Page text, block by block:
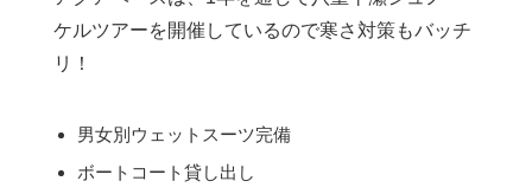
ケルツアーを開催しているので寒さ対策もバッチ
リ！
男女別ウェットスーツ完備
ボートコート貸し出し